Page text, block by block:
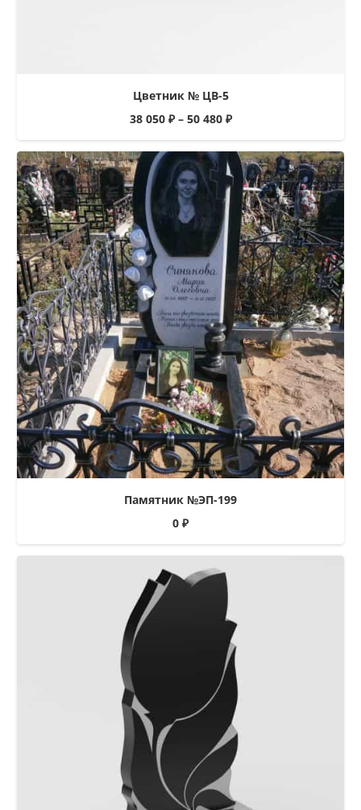
Цветник № ЦВ-5
38 050 ₽– 50 480 ₽
Памятник №ЭП-199
0 ₽